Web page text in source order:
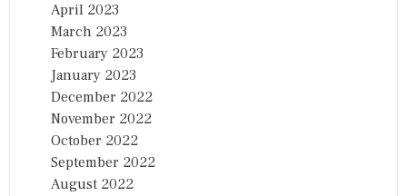
April 2023
March 2023
February 2023
January 2023
December 2022
November 2022
October 2022
September 2022
August 2022